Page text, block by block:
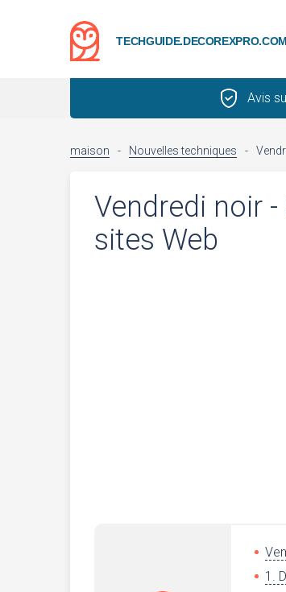
TECHGUIDE.DECOREXPRO.COM
Avis
maison - Nouvelles techniques -
Vendredi noir
sites Web
1.